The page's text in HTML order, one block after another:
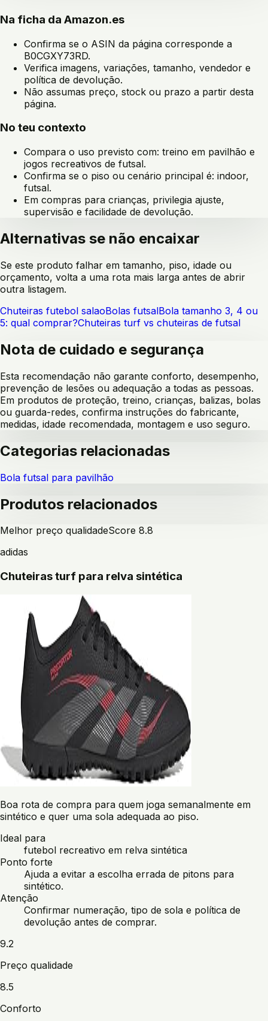
Na ficha da Amazon.es
Confirma se o ASIN da página corresponde a
B0CGXY73RD.
Verifica imagens, variações, tamanho, vendedor e
política de devolução.
Não assumas preço, stock ou prazo a partir desta
página.
No teu contexto
Compara o uso previsto com: treino em pavilhão e
jogos recreativos de futsal.
Confirma se o piso ou cenário principal é: indoor,
futsal.
Em compras para crianças, privilegia ajuste,
supervisão e facilidade de devolução.
Alternativas se não encaixar
Se este produto falhar em tamanho, piso, idade ou
orçamento, volta a uma rota mais larga antes de abrir
outra listagem.
Chuteiras futebol salaoBolas futsalBola tamanho 3, 4 ou
5: qual comprar?Chuteiras turf vs chuteiras de futsal
Nota de cuidado e segurança
Esta recomendação não garante conforto, desempenho,
prevenção de lesões ou adequação a todas as pessoas.
Em produtos de proteção, treino, crianças, balizas, bolas
ou guarda-redes, confirma instruções do fabricante,
medidas, idade recomendada, montagem e uso seguro.
Categorias relacionadas
Bola futsal para pavilhão
Produtos relacionados
Melhor preço qualidadeScore 8.8
adidas
Chuteiras turf para relva sintética
Boa rota de compra para quem joga semanalmente em
sintético e quer uma sola adequada ao piso.
Ideal para
futebol recreativo em relva sintética
Ponto forte
Ajuda a evitar a escolha errada de pitons para
sintético.
Atenção
Confirmar numeração, tipo de sola e política de
devolução antes de comprar.
9.2
Preço qualidade
8.5
Conforto